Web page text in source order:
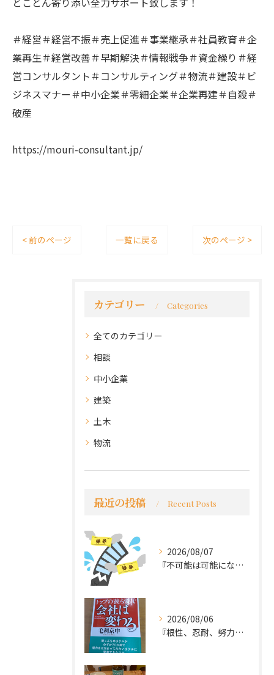
＃経営＃経営不振＃売上促進＃事業継承＃社員教育＃企
業再生＃経営改善＃早期解決＃情報戦争＃資金繰り＃経
営コンサルタント＃コンサルティング＃物流＃建設＃ビ
ジネスマナー＃中小企業＃零細企業＃企業再建＃自殺＃
破産
https://mouri-consultant.jp/
< 前のページ 一覧に戻る 次のページ >
カテゴリー Categories
全てのカテゴリー
相談
中小企業
建築
土木
物流
最近の投稿 Recent Posts
2026/08/07
『不可能は可能になる』
2026/08/06
『根性、忍耐、努力という言葉は死語なのか』